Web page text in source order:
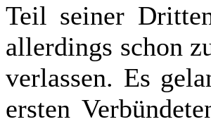
Teil seiner
allerdings schon
verlassen. Es
ersten